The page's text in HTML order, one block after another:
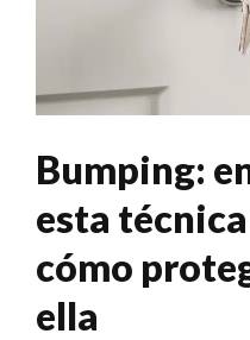
Bumping:
esta
cómo
ella